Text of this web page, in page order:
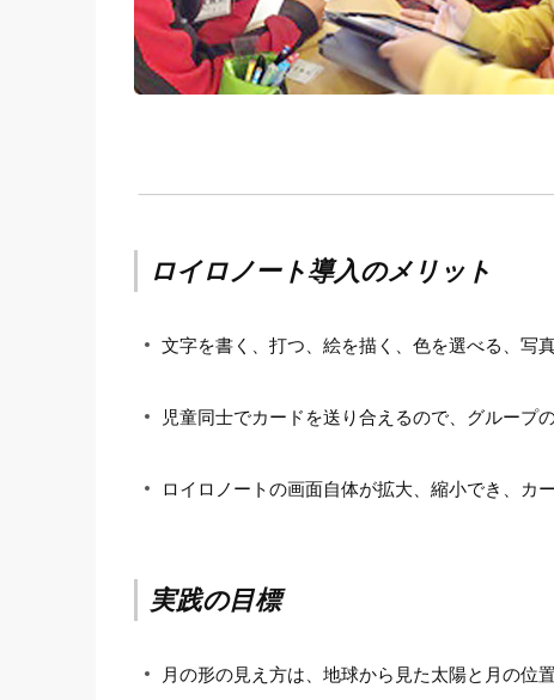
ロイロノート導入のメリット
文字を書く、打つ、絵を描く、色を選べる、写
児童同士でカードを送り合えるので、グループ
ロイロノートの画面自体が拡大、縮小でき、カ
実践の目標
月の形の見え方は、地球から見た太陽と月の位